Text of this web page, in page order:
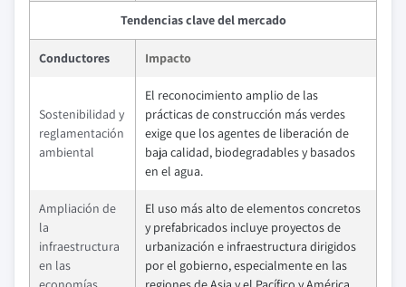
Tendencias clave del mercado
Conductores Impacto
Sostenibilidad y
reglamentación
ambiental
El reconocimiento amplio de las
prácticas de construcción más verdes
exige que los agentes de liberación de
baja calidad, biodegradables y basados
en el agua.
Ampliación de
la
infraestructura
en las
El uso más alto de elementos concretos
y prefabricados incluye proyectos de
urbanización e infraestructura dirigidos
por el gobierno, especialmente en las